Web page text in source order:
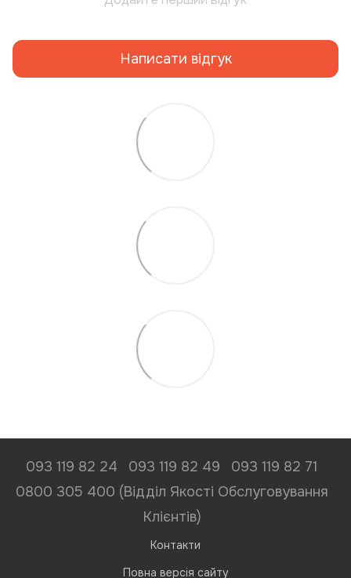
Написати відгук
093 119 82 24 093 119 82 49
093 119 82 71
0800 305 400 (Відділ Якості Обслуговування
Клієнтів)
Контакти
Повна версія сайту